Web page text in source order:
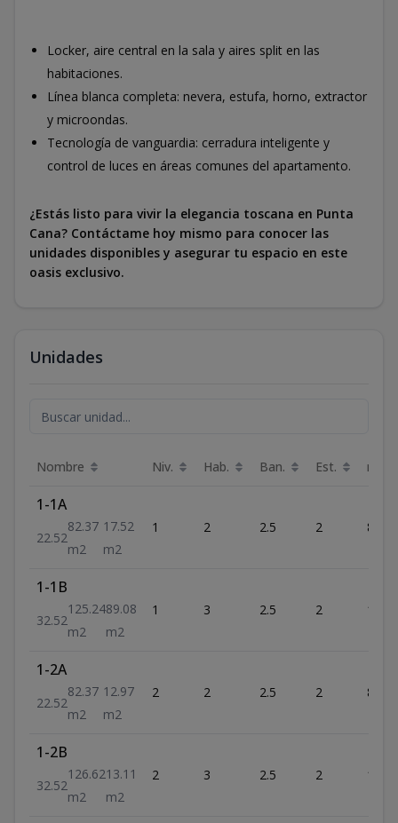
Locker, aire central en la sala y aires split en las
habitaciones.
Línea blanca completa: nevera, estufa, horno, extractor
y microondas.
Tecnología de vanguardia: cerradura inteligente y
control de luces en áreas comunes del apartamento.
¿Estás listo para vivir la elegancia toscana en Punta
Cana? Contáctame hoy mismo para conocer las
unidades disponibles y asegurar tu espacio en este
oasis exclusivo.
Unidades
Nombre Niv. Hab. Ban. Est. m²
1-1A
22.52
82.37
m2
17.52
m2
1 2 2.5 2 82.37
1-1B
32.52
125.24
m2
89.08
m2
1 3 2.5 2
1-2A
22.52
82.37
m2
12.97
m2
2 2 2.5 2 82.37
1-2B
32.52
126.62
m2
13.11
m2
2 3 2.5 2